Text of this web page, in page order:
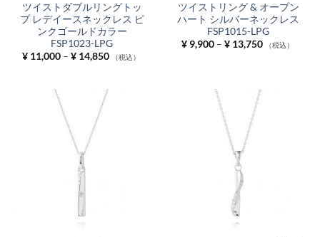
ツイストダブルリングトッ
プ レデイースネックレス ピ
ンクゴールドカラー
FSP1023-LPG
¥11,000 – ¥14,850価
格
–
（税込）
ツイストリング & オープン
ハート シルバーネックレス
FSP1015-LPG
¥9,900 – ¥13,750価
格
（税込）